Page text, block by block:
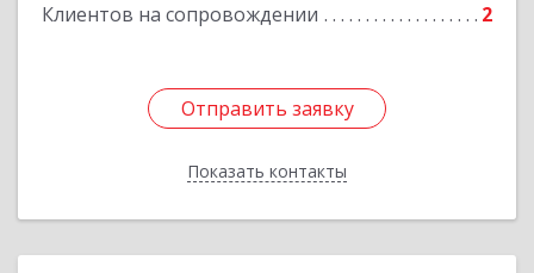
Клиентов на сопровождении 2
Отправить заявку
Показать контакты
Отправить заявку
Назад